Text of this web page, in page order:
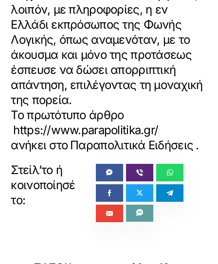
λοιπόν, με πληροφορίες, η εν
Ελλάδι εκπρόσωπος της Φωνής
Λογικής, όπως αναμενόταν, με το
άκουσμα και μόνο της προτάσεως
έσπευσε να δώσει απορριπτική
απάντηση, επιλέγοντας τη μοναχική
της πορεία.
Το πρωτότυπο άρθρο
https://www.parapolitika.gr/
ανήκει στο Παραπολιτικά Ειδήσεις .